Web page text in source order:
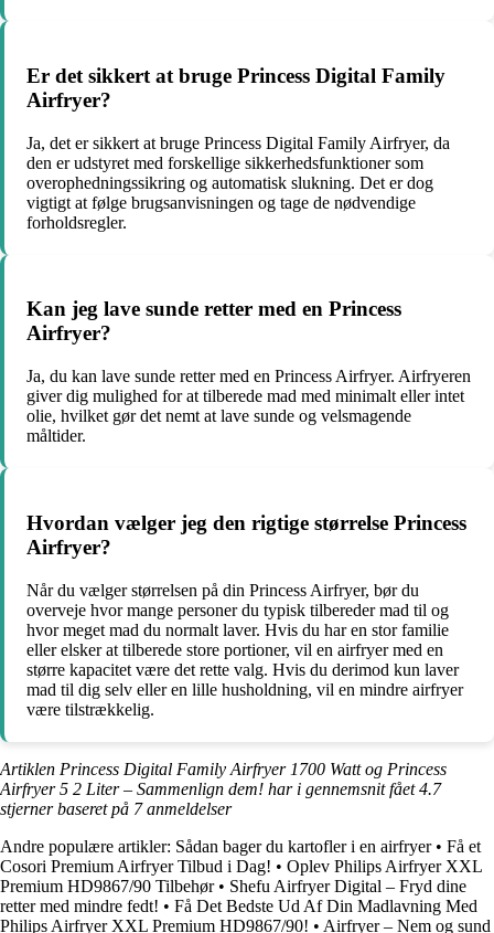
Er det sikkert at bruge Princess Digital Family
Airfryer?
Ja, det er sikkert at bruge Princess Digital Family Airfryer, da
den er udstyret med forskellige sikkerhedsfunktioner som
overophedningssikring og automatisk slukning. Det er dog
vigtigt at følge brugsanvisningen og tage de nødvendige
forholdsregler.
Kan jeg lave sunde retter med en Princess
Airfryer?
Ja, du kan lave sunde retter med en Princess Airfryer. Airfryeren
giver dig mulighed for at tilberede mad med minimalt eller intet
olie, hvilket gør det nemt at lave sunde og velsmagende
måltider.
Hvordan vælger jeg den rigtige størrelse Princess
Airfryer?
Når du vælger størrelsen på din Princess Airfryer, bør du
overveje hvor mange personer du typisk tilbereder mad til og
hvor meget mad du normalt laver. Hvis du har en stor familie
eller elsker at tilberede store portioner, vil en airfryer med en
større kapacitet være det rette valg. Hvis du derimod kun laver
mad til dig selv eller en lille husholdning, vil en mindre airfryer
være tilstrækkelig.
Artiklen Princess Digital Family Airfryer 1700 Watt og Princess
Airfryer 5 2 Liter – Sammenlign dem! har i gennemsnit fået4.7
stjerner baseret på 7anmeldelser
Andre populære artikler: Sådan bager du kartofler i en airfryer• Få et
Cosori Premium Airfryer Tilbud i Dag! • Oplev Philips Airfryer XXL
Premium HD9867/90 Tilbehør• Shefu Airfryer Digital – Fryd dine
retter med mindre fedt! • Få Det Bedste Ud Af Din Madlavning Med
Philips Airfryer XXL Premium HD9867/90! • Airfryer – Nem og sund